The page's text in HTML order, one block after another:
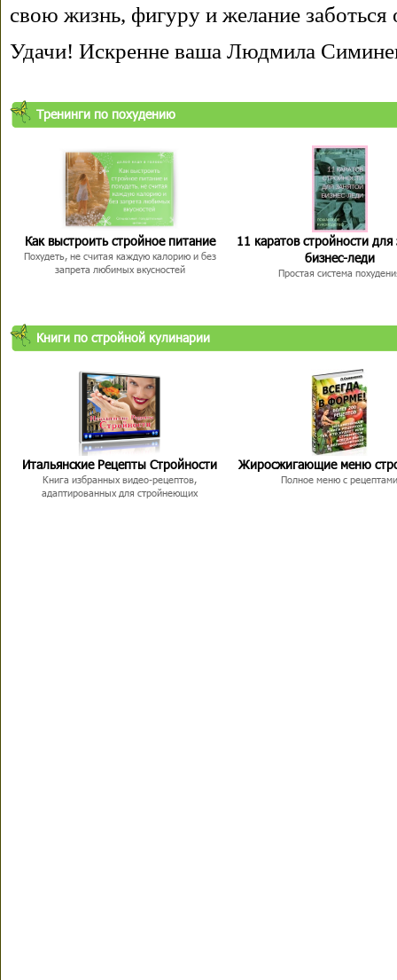
свою жизнь, фигуру и желание заботься
Удачи! Искренне ваша Людмила
Тренинги по похудению
Как выстроить стройное питание
Похудеть, не считая каждую калорию и без
запрета любимых вкусностей
11 каратов стройности для
бизнес-леди
Простая система
Книги по стройной кулинарии
Итальянские Рецепты Стройности
Книга избранных видео-рецептов,
адаптированных для стройнеющих
Жиросжигающие меню
Полное меню с рецептами